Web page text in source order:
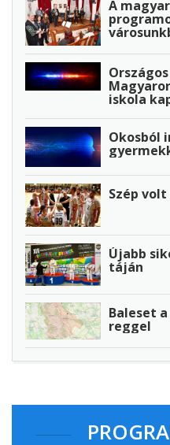
A
iskola
Okosból
Szép
Újabb
táján
Baleset
reggel